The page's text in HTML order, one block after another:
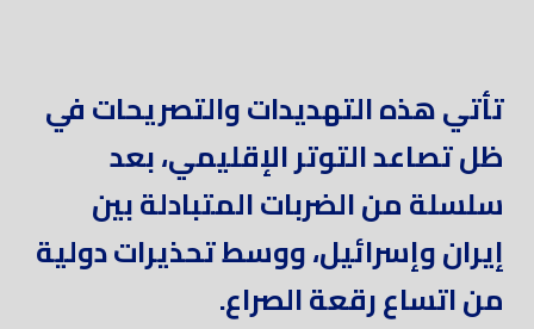
تأتي هذه التهديدات والتصريحات في
ظل تصاعد التوتر الإقليمي، بعد
سلسلة من الضربات المتبادلة بين
إيران وإسرائيل، ووسط تحذيرات دولية
من اتساع رقعة الصراع.